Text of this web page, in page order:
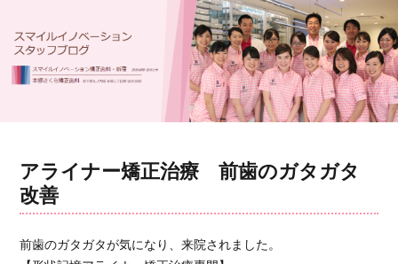
アライナー矯正治療 前歯のガタガタ
改善
前歯のガタガタが気になり、来院されました。